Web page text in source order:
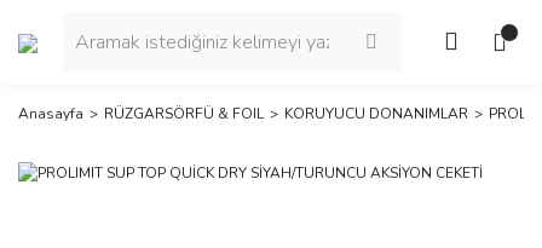
Anasayfa RÜZGARSÖRFÜ & FOIL KORUYUCU DONANIMLAR